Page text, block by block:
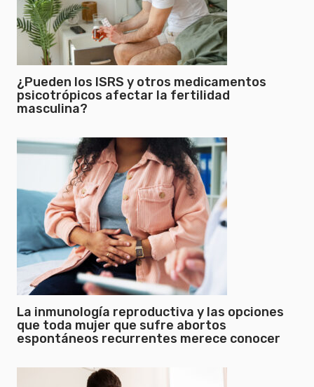
¿Pueden los ISRS y otros medicamentos
psicotrópicos afectar la fertilidad
masculina?
La inmunología reproductiva y las opciones
que toda mujer que sufre abortos
espontáneos recurrentes merece conocer